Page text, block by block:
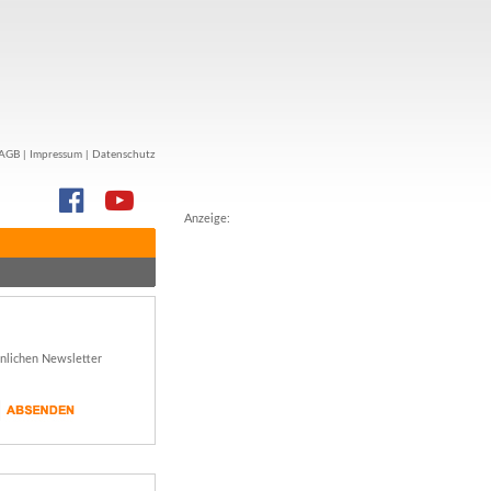
Anzeige:
Impressum Datenschutz
Newsletter